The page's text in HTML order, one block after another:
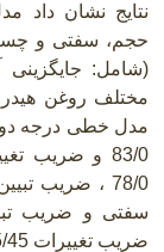
نتایج نشان داد
حجم، سفتی و
)شامل:
مختلف روغن
ضریب تغییرات 45/45 برای چسبندگی گزارش گردید.